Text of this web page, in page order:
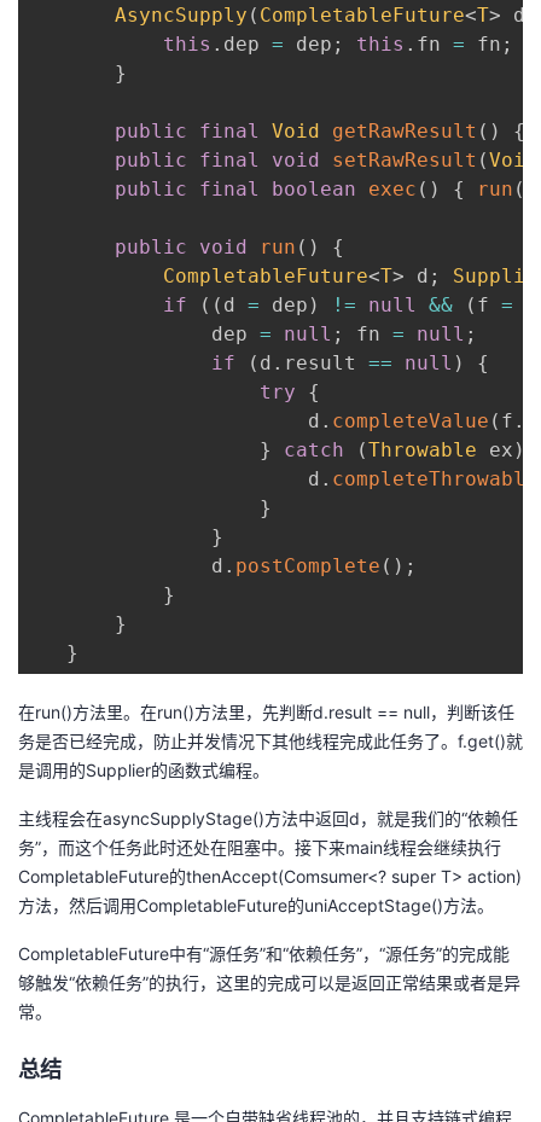
AsyncSupply ( CompletableFuture<T>
this . dep = dep ; this . fn = fn ;
}
public
final Void getRawResult ( ) {
public
final void setRawResult (Void
public
final boolean exec ( ) { run (
public
void run ( )
{
CompletableFuture<T> d ;
if
( ( d = dep ) != null && ( f =
               dep
= null ; fn = null ;
if
( d . result == null )
{
try
{
                       d
. completeValue ( f .
}
catch (Throwable ex )
                       d
. completeThrowable
}
}
               d
. postComplete ( ) ;
}
}
}
在run()方法里。在run()方法里，先判断d.result == null，判断该任
务是否已经完成，防止并发情况下其他线程完成此任务了。f.get()就
是调用的Supplier的函数式编程。
主线程会在asyncSupplyStage()方法中返回d，就是我们的“依赖任
务”，而这个任务此时还处在阻塞中。接下来main线程会继续执行
CompletableFuture的thenAccept(Comsumer<? super T> action)
方法，然后调用CompletableFuture的uniAcceptStage()方法。
CompletableFuture中有“源任务”和“依赖任务”，“源任务”的完成能
够触发“依赖任务”的执行，这里的完成可以是返回正常结果或者是异
常。
总结
CompletableFuture 是一个自带缺省线程池的，并且支持链式编程